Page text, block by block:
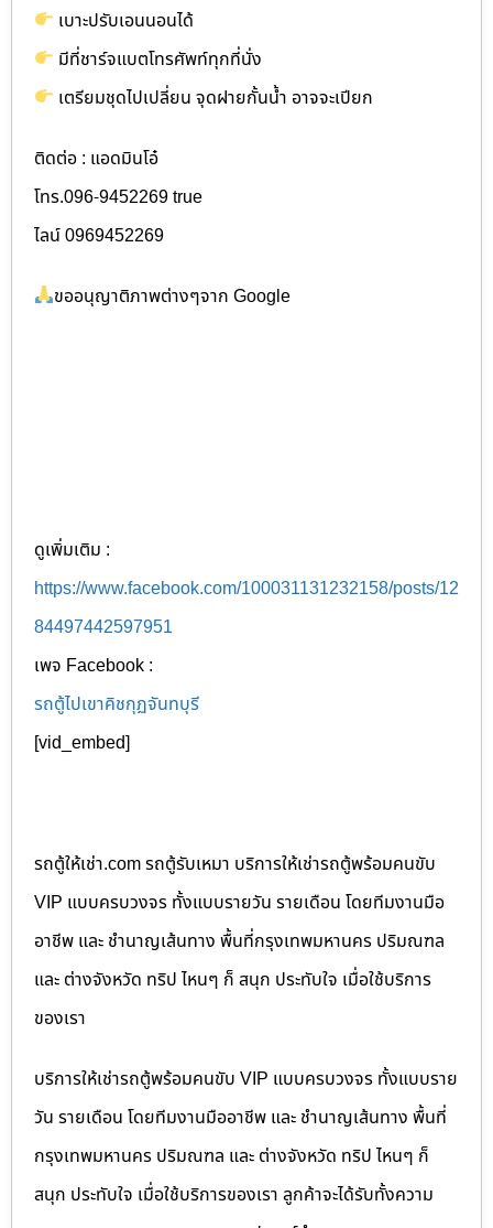
เบาะปรับเอนนอนได้
มีที่ชาร์จแบตโทรศัพท์ทุกที่นั่ง
เตรียมชุดไปเปลี่ยน จุดฝายกั้นน้ำ อาจจะเปียก
ติดต่อ : แอดมินโอ๋
โทร.096-9452269 true
ไลน์ 0969452269
ขออนุญาติภาพต่างๆจาก Google
ดูเพิ่มเติม :
https://www.facebook.com/100031131232158/posts/12
84497442597951
เพจ Facebook :
รถตู้ไปเขาคิชกุฏจันทบุรี
[vid_embed]
รถตู้ให้เช่า.com รถตู้รับเหมา บริการให้เช่ารถตู้พร้อมคนขับ
VIP แบบครบวงจร ทั้งแบบรายวัน รายเดือน โดยทีมงานมือ
อาชีพ และ ชำนาญเส้นทาง พื้นที่กรุงเทพมหานคร ปริมณฑล
และ ต่างจังหวัด ทริป ไหนๆ ก็ สนุก ประทับใจ เมื่อใช้บริการ
ของเรา
บริการให้เช่ารถตู้พร้อมคนขับ VIP แบบครบวงจร ทั้งแบบราย
วัน รายเดือน โดยทีมงานมืออาชีพ และ ชำนาญเส้นทาง พื้นที่
กรุงเทพมหานคร ปริมณฑล และ ต่างจังหวัด ทริป ไหนๆ ก็
สนุก ประทับใจ เมื่อใช้บริการของเรา ลูกค้าจะได้รับทั้งความ